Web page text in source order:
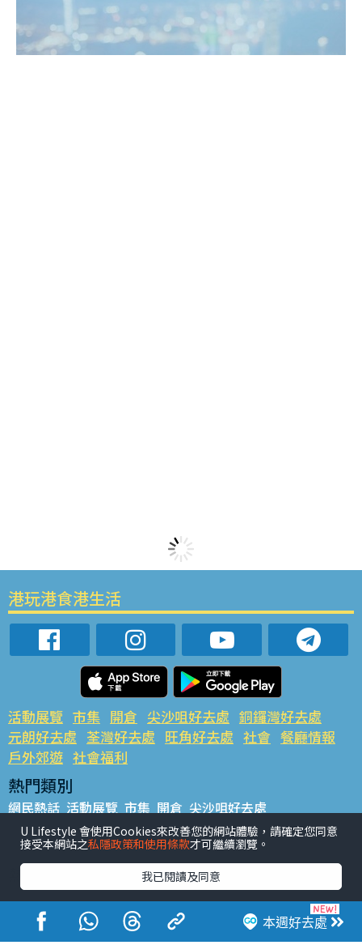
本週好去處
港玩港食港生活
活動展覽 市集 開倉 尖沙咀好去處 銅鑼灣好去處
元朗好去處 荃灣好去處 旺角好去處 社會 餐廳情報
戶外郊遊 社會福利
熱門類別
網民熱話 活動展覽 市集 開倉 尖沙咀好去處
銅鑼灣好去處 元朗好去處 荃灣好去處 旺角好去處 社會
餐廳情報 戶外郊遊
熱門標籤
#UGO搵好去處 #人氣活動推介 #美食社群熱話
#親子玩樂好去處
#ULifestyle應用程式
#限時搶
#UJetso禮物放送
#ULifestyle商戶中心 #著數 #網絡熱話
U Lifestyle 會使用Cookies來改善您的網站體驗，請確定您同意
接受本網站之私隱政策和使用條款才可繼續瀏覽。
我已閱讀及同意